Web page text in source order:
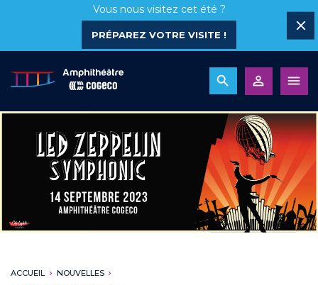
Vous nous visitez cet été ?
PRÉPAREZ VOTRE VISITE !
ACCUEIL NOUVELLES